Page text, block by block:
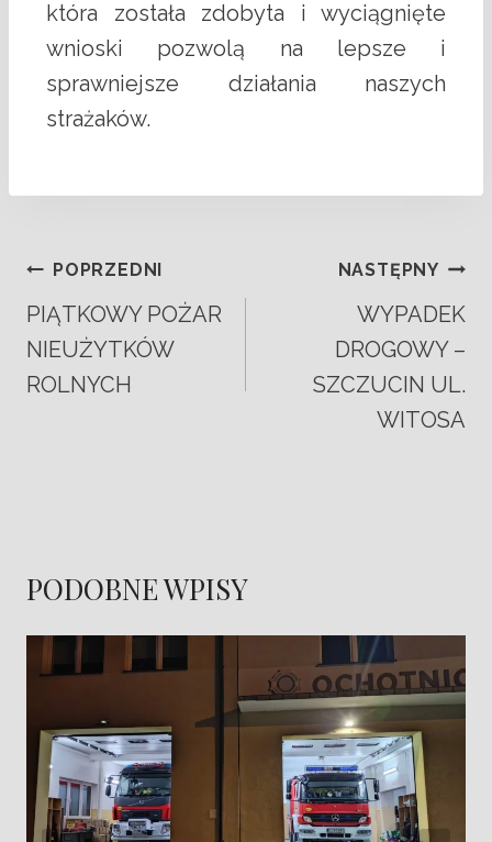
która została zdobyta i wyciągnięte
wnioski pozwolą na lepsze i
sprawniejsze działania naszych
strażaków.
POPRZEDNI
PIĄTKOWY POŻAR
NIEUŻYTKÓW
ROLNYCH
NASTĘPNY
WYPADEK
DROGOWY –
SZCZUCIN UL.
WITOSA
PODOBNE WPISY